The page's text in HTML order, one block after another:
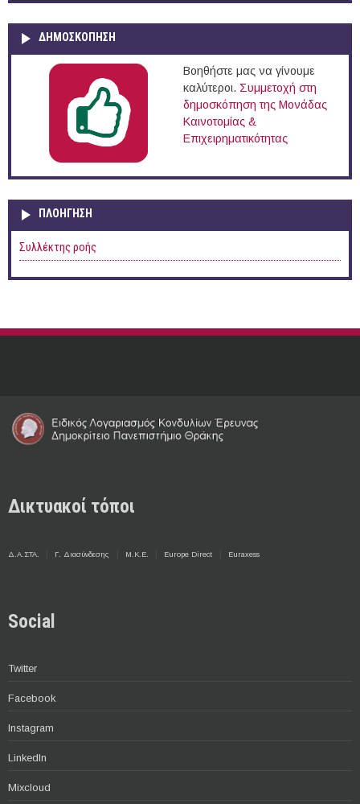
ΔΗΜΟΣΚΟΠΗΣΗ
Βοηθήστε μας να γίνουμε
καλύτεροι. Συμμετοχή στη
δημοσκόπηση της Μονάδας
Καινοτομίας &
Επιχειρηματικότητας
ΠΛΟΉΓΗΣΗ
Συλλέκτης ροής
Δικτυακοί τόποι
Δ.Α.ΣΤΑ. Γ. Διασύνδεσης Μ.Κ.Ε. Europe Direct Euraxess
Social
Twitter
Facebook
Instagram
LinkedIn
Mixcloud